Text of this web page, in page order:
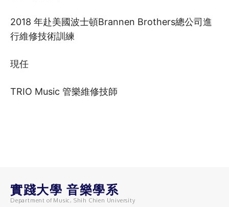
2018 年赴美國波士頓Brannen Brothers總公司進
行維修技術訓練
現任 ​
​TRIO Music 管樂維修技師
實踐大學 音樂學系
Department of Music, Shih Chien University